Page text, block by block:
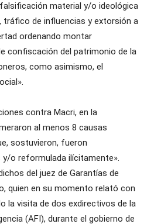
material y/o ideológica
tráfico de influencias y extorsión a
ordenando montar
confiscación del patrimonio de la
como asimismo, el
contra Macri, en la
al menos 8 causas
sostuvieron, fueron
y/o reformulada ilícitamente».
del juez de Garantías de
quien en su momento relató con
la visita de dos exdirectivos de la
(AFI), durante el gobierno de